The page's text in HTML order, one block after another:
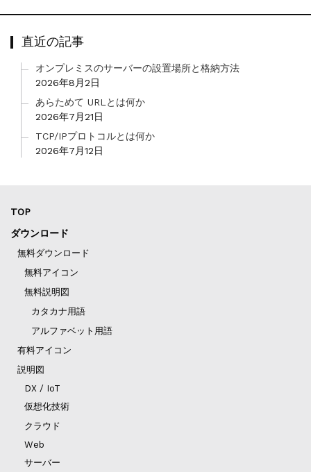
直近の記事
オンプレミスのサーバーの設置場所と格納方法
2026年8月2日
あらためて URLとは何か
2026年7月21日
TCP/IPプロトコルとは何か
2026年7月12日
TOP
ダウンロード
無料ダウンロード
無料アイコン
無料説明図
カタカナ用語
アルファベット用語
有料アイコン
説明図
DX / IoT
仮想化技術
クラウド
Web
サーバー